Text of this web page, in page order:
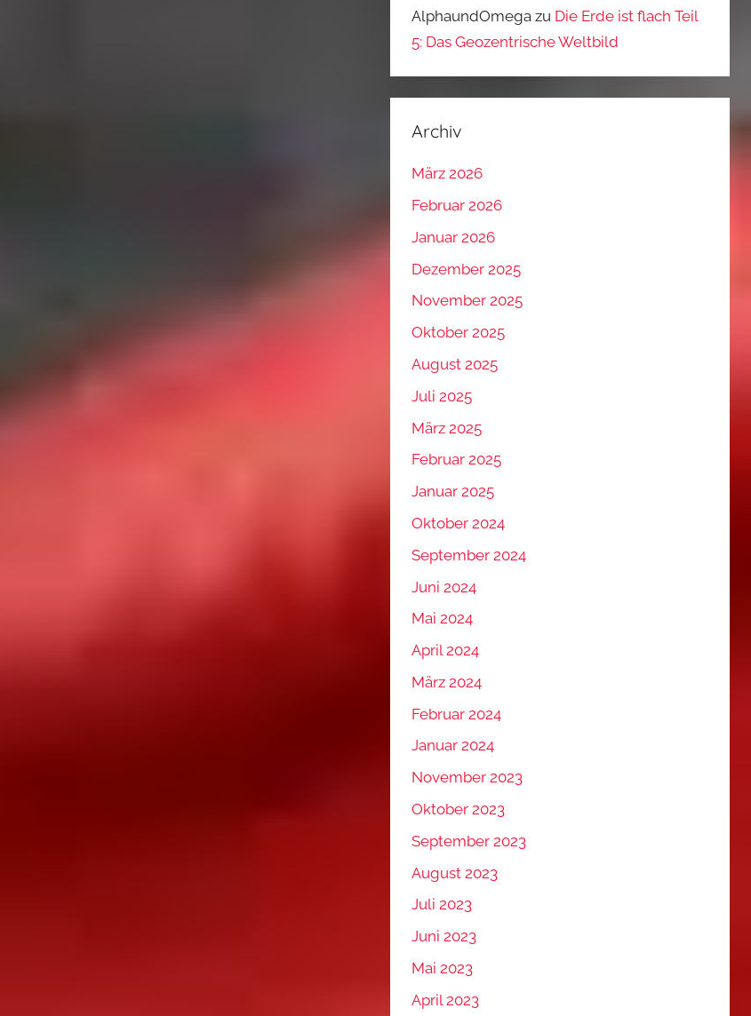
AlphaundOmega zu Die Erde ist flach Teil
5: Das Geozentrische Weltbild
Archiv
März 2026
Februar 2026
Januar 2026
Dezember 2025
November 2025
Oktober 2025
August 2025
Juli 2025
März 2025
Februar 2025
Januar 2025
Oktober 2024
September 2024
Juni 2024
Mai 2024
April 2024
März 2024
Februar 2024
Januar 2024
November 2023
Oktober 2023
September 2023
August 2023
Juli 2023
Juni 2023
Mai 2023
April 2023